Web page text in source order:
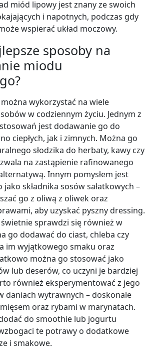
miód lipowy jest znany ze swoich
i napotnych, podczas gdy
wspierać układ moczowy.
sposoby na
miodu
wykorzystać na wiele
w codziennym życiu. Jednym z
jest dodawanie go do
ciepłych, jak i zimnych. Można go
słodzika do herbaty, kawy czy
na zastąpienie rafinowanego
Innym pomysłem jest
składnika sosów sałatkowych –
go z oliwą z oliwek oraz
aby uzyskać pyszny dressing.
sprawdzi się również w
go dodawać do ciast, chleba czy
im wyjątkowego smaku oraz
można go stosować jako
lub deserów, co uczyni je bardziej
również eksperymentować z jego
daniach wytrawnych – doskonale
oraz rybami w marynatach.
do smoothie lub jogurtu
te potrawy o dodatkowe
i smakowe.